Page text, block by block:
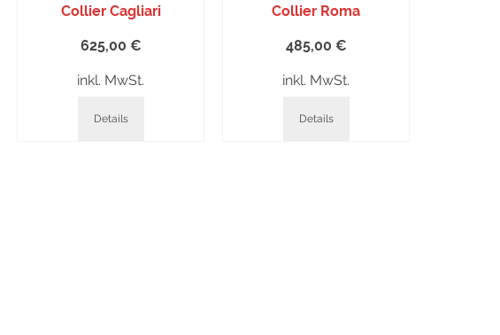
Collier Cagliari
625,00 €
inkl. MwSt.
Details
Collier Roma
485,00 €
inkl. MwSt.
Details